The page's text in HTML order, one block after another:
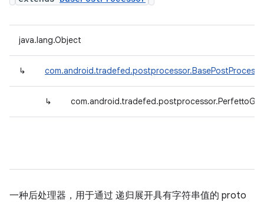
java.lang.Object
↳
↳
一种后处理器，用于通过 递归展开具有字符串值的 proto